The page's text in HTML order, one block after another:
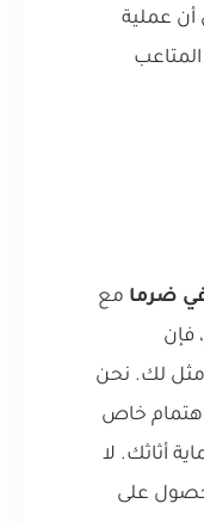
عملية
ضرما مع
فإن
لك. نحن
خاص
أثاثك. لا
على